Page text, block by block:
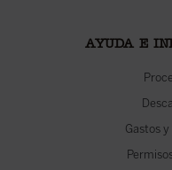
AYUDA E
Gastos